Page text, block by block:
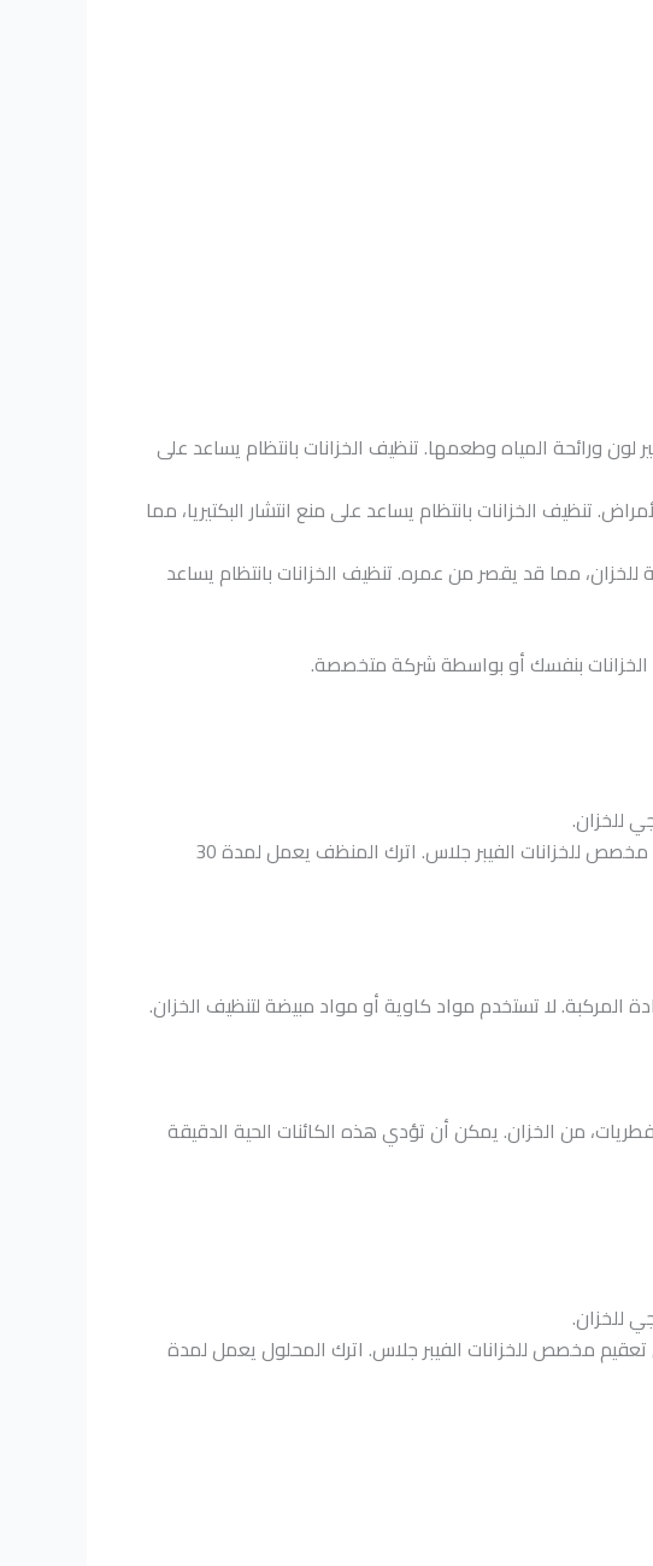
لون ورائحة المياه وطعمها. تنظيف الخزانات بانتظام يساعد على
تنظيف الخزانات بانتظام يساعد على منع انتشار البكتيريا، مما
للخزان، مما قد يقصر من عمره. تنظيف الخزانات بانتظام يساعد
الخزانات بنفسك أو بواسطة شركة متخصصة.
للخزان.
املأ الخزان بنسبة 10-20% من سعتها بالماء النظيف، ثم أضف منظف مخصص للخزانات الفيبر جلاس. اترك المنظف يعمل لمدة 30
المركبة. لا تستخدم مواد كاوية أو مواد مبيضة لتنظيف الخزان.
من الخزان. يمكن أن تؤدي هذه الكائنات الحية الدقيقة
للخزان.
أضف محلول تعقيم مخصص للخزانات الفيبر جلاس. اترك المحلول يعمل لمدة